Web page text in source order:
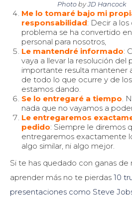
PhotobyJD Hancock
Me lo tomaré bajo mi
responsabilidad: Decir a
problema se ha convertido
personal para nosotros,
Le mantendré informado:
vaya a llevar la resolución del
importante resulta mantener
de todo lo que ocurre y de
estamos dando.
Se lo entregaré a tiempo.
nada que no vayamos a
Le entregaremos
pedido: Siempre le diremos
entregaremos exactamente
algo similar, ni algo mejor.
Si te has quedado con ganas de
aprender más no te pierdas 10
presentaciones como Steve